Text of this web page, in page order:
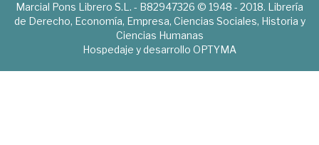
Marcial Pons Librero S.L. - B82947326 © 1948 - 2018. Librería
de Derecho, Economía, Empresa, Ciencias Sociales, Historia y
Ciencias Humanas
Hospedaje y desarrollo OPTYMA